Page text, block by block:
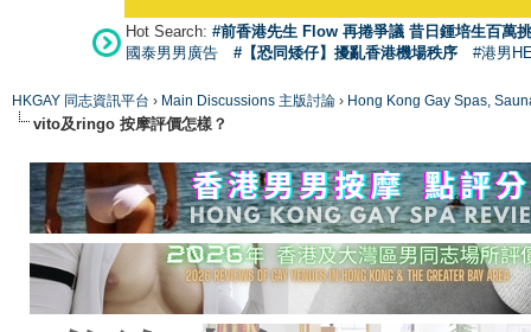
Hot Search: #前香港先生 Flow 再捲爭議 昔日鍾培生百萬
國泰男男廣告
#【恐同矮仔】擾亂香港機場秩序 #港男
HKGAY 同志資訊平台 › Main Discussions 主版討論 › Hong Kong Gay Spas,
vito及ringo 按摩評價怎樣？